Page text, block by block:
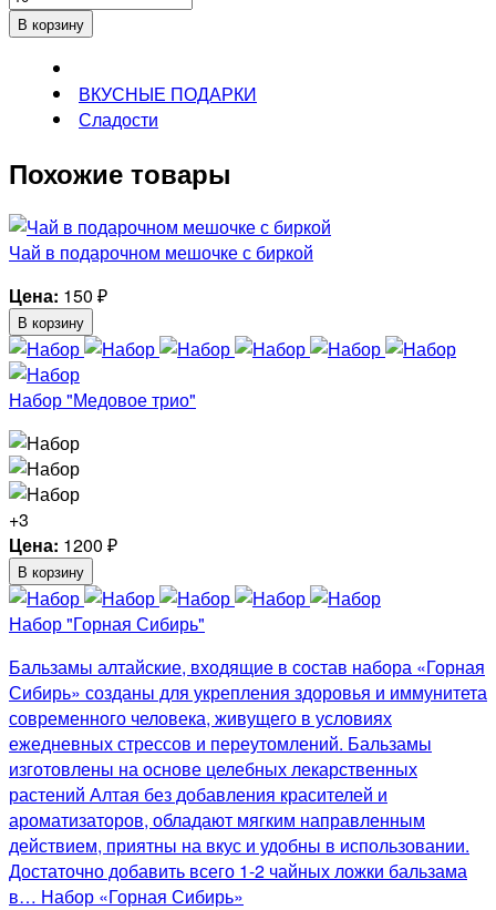
В корзину
ВКУСНЫЕ ПОДАРКИ
Сладости
Похожие товары
Чай в подарочном мешочке с биркой
Цена: 150 ₽
В корзину
Набор "Медовое трио"
+3
Цена: 1200 ₽
В корзину
Набор "Горная Сибирь"
Бальзамы алтайские, входящие в состав набора «Горная
Сибирь» созданы для укрепления здоровья и иммунитета
современного человека, живущего в условиях
ежедневных стрессов и переутомлений. Бальзамы
изготовлены на основе целебных лекарственных
растений Алтая без добавления красителей и
ароматизаторов, обладают мягким направленным
действием, приятны на вкус и удобны в использовании.
Достаточно добавить всего 1-2 чайных ложки бальзама
в… Набор «Горная Сибирь»